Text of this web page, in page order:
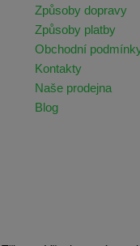
Způsoby dopravy
Způsoby platby
Obchodní
Kontakty
Naše prodejna
Blog